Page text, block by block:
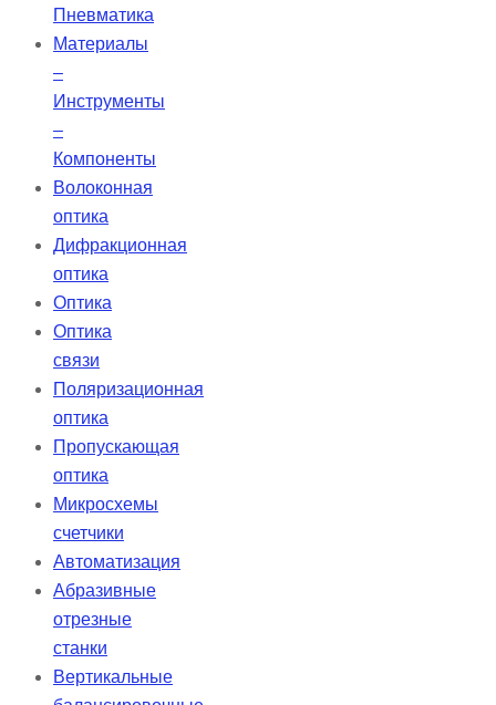
Пневматика
Материалы
–
Инструменты
–
Компоненты
Волоконная
оптика
Дифракционная
оптика
Оптика
Оптика
связи
Поляризационная
оптика
Пропускающая
оптика
Микросхемы
счетчики
Автоматизация
Абразивные
отрезные
станки
Вертикальные